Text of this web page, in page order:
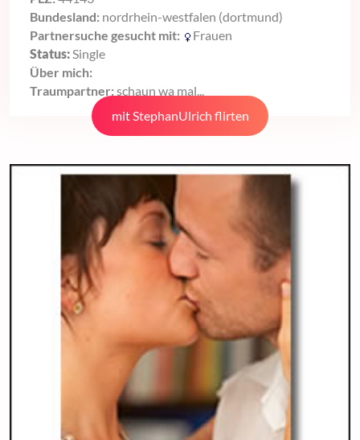
Bundesland: nordrhein-westfalen (dortmund)
Partnersuche gesucht mit:
Frauen
Status:Single
Über mich:
Traumpartner: schaun wa mal...
mit StephanUlrich flirten